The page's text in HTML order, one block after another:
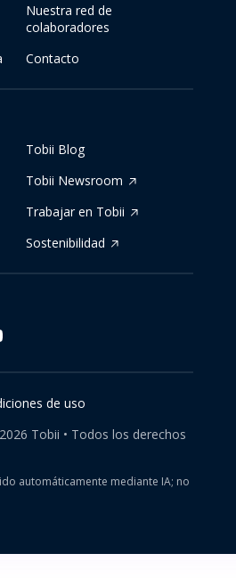
Nuestra red de
colaboradores
Contacto
Tobii Blog
Tobii Newsroom
Trabajar en Tobii
Sostenibilidad
de uso
2026 Tobii • Todos los derechos
automáticamente mediante IA; no